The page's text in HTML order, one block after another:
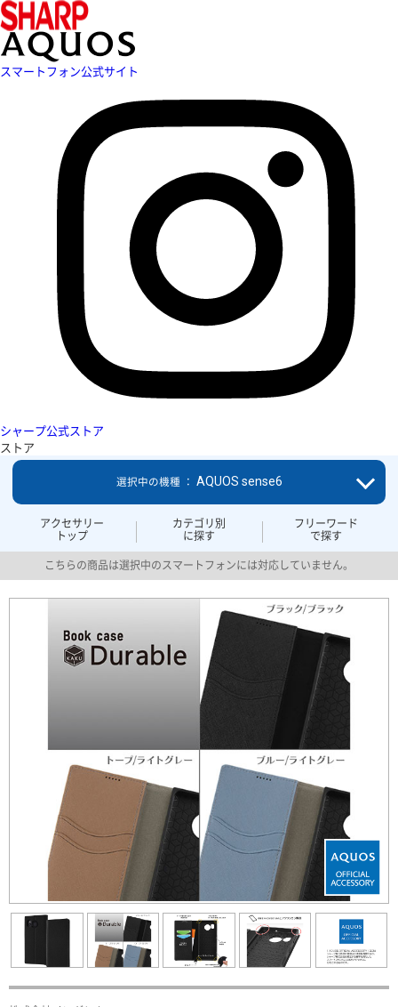
スマートフォン公式サイト
シャープ公式ストア
ストア
アクセサリー
トップ
カテゴリ別
に探す
フリーワード
で探す
選択中の機種 ： AQUOS sense6
こちらの商品は選択中のスマートフォンには対応していません。